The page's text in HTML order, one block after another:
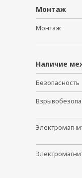
Монтаж
Монтаж
Наличие
Безопасность